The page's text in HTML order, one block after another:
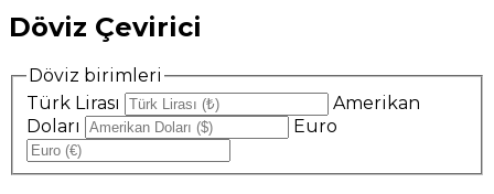
Döviz Çevirici
Döviz birimleri
Türk Lirası
Amerikan
Doları
Euro